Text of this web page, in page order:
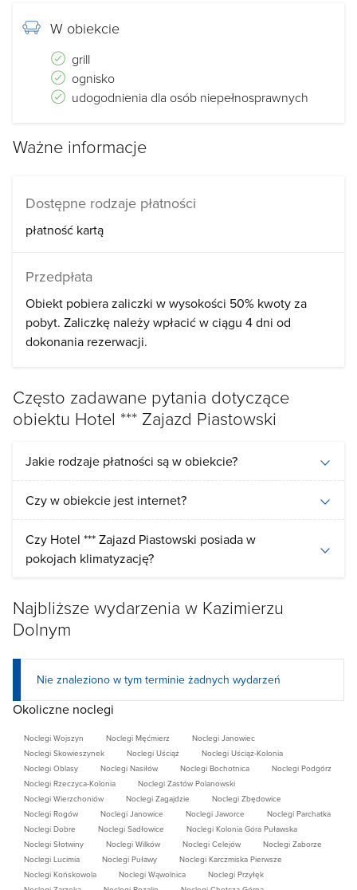
W obiekcie
grill
ognisko
udogodnienia dla osób niepełnosprawnych
Ważne informacje
Dostępne rodzaje płatności
płatność kartą
Przedpłata
Obiekt pobiera zaliczki w wysokości 50% kwoty za
pobyt. Zaliczkę należy wpłacić w ciągu 4 dni od
dokonania rezerwacji.
Często zadawane pytania dotyczące
obiektu Hotel *** Zajazd Piastowski
Jakie rodzaje płatności są w obiekcie?
Czy w obiekcie jest internet?
Czy Hotel *** Zajazd Piastowski posiada w
pokojach klimatyzację?
Najbliższe wydarzenia w Kazimierzu
Dolnym
Nie znaleziono w tym terminie żadnych wydarzeń
Okoliczne noclegi
Noclegi Wojszyn Noclegi Męćmierz
Noclegi Janowiec
Noclegi Skowieszynek
Noclegi Uściąż
Noclegi Uściąż-Kolonia
Noclegi Oblasy
Noclegi Nasiłów Noclegi Bochotnica
Noclegi Podgórz
Noclegi Rzeczyca-Kolonia
Noclegi Zastów Polanowski
Noclegi Wierzchoniów
Noclegi Zagajdzie
Noclegi Zbędowice
Noclegi Rogów
Noclegi Janowice Noclegi Jaworce
Noclegi Parchatka
Noclegi Dobre
Noclegi Sadłowice
Noclegi Kolonia Góra Puławska
Noclegi Słotwiny
Noclegi Wilków Noclegi Celejów
Noclegi Zaborze
Noclegi Lucimia
Noclegi Puławy
Noclegi Karczmiska Pierwsze
Noclegi Końskowola
Noclegi Wąwolnica
Noclegi Przyłęk